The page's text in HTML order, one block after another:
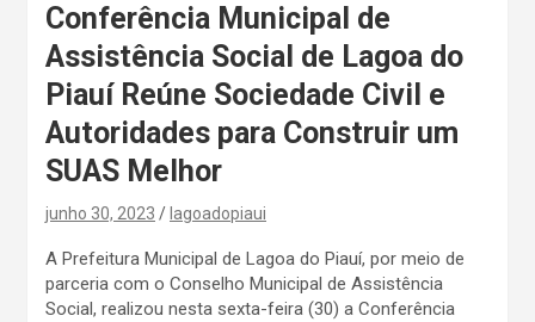
Conferência Municipal de
Assistência Social de Lagoa do
Piauí Reúne Sociedade Civil e
Autoridades para Construir um
SUAS Melhor
junho 30, 2023 lagoadopiaui
A Prefeitura Municipal de Lagoa do Piauí, por meio de
parceria com o Conselho Municipal de Assistência
Social, realizou nesta sexta-feira (30) a Conferência